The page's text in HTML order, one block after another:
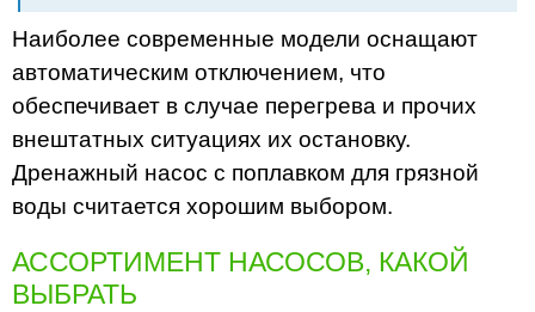
Наиболее современные модели оснащают
автоматическим отключением, что
обеспечивает в случае перегрева и прочих
внештатных ситуациях их остановку.
Дренажный насос с поплавком для грязной
воды считается хорошим выбором.
АССОРТИМЕНТ НАСОСОВ, КАКОЙ
ВЫБРАТЬ